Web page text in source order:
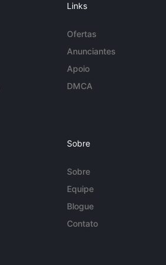
Links
Ofertas
Anunciantes
Apoio
DMCA
Sobre
Sobre
Equipe
Blogue
Contato